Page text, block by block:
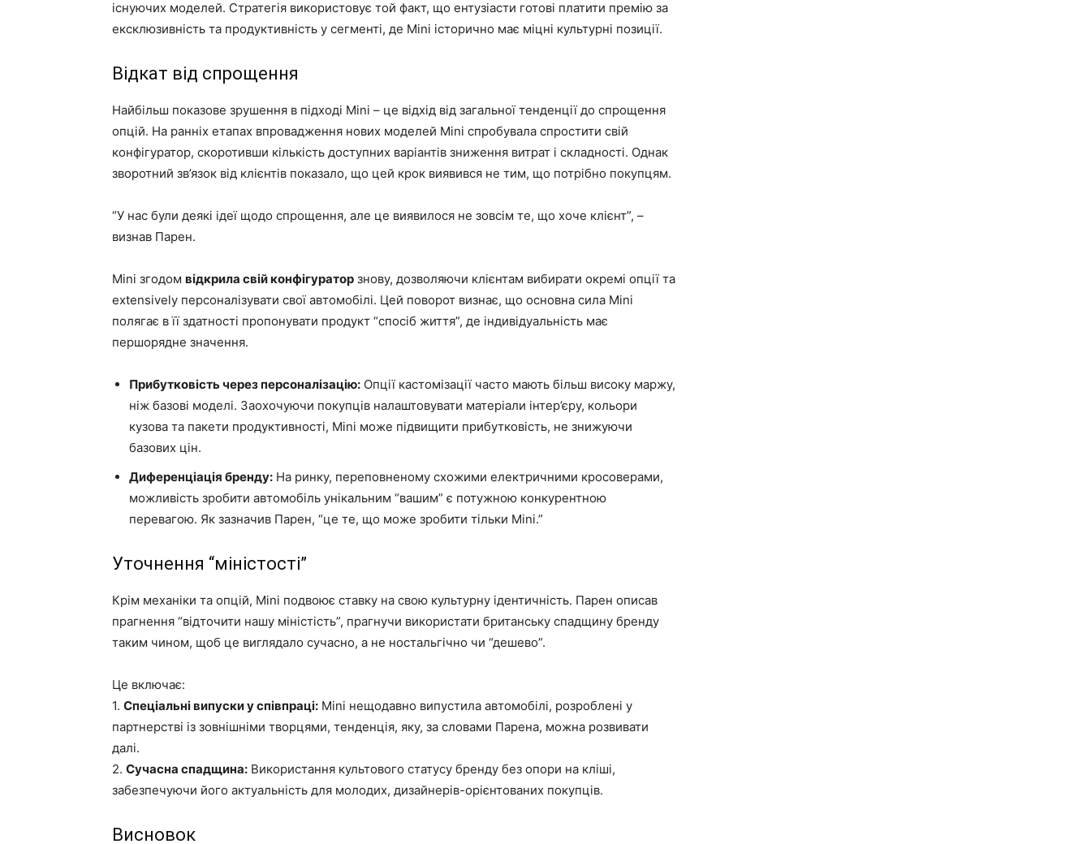
існуючих моделей. Стратегія використовує той факт, що ентузіасти готові платити премію за
ексклюзивність та продуктивність у сегменті, де Mini історично має міцні культурні позиції.
Відкат від спрощення
Найбільш показове зрушення в підході Mini – це відхід від загальної тенденції до спрощення
опцій. На ранніх етапах впровадження нових моделей Mini спробувала спростити свій
конфігуратор, скоротивши кількість доступних варіантів зниження витрат і складності. Однак
зворотний зв’язок від клієнтів показало, що цей крок виявився не тим, що потрібно покупцям.
“У нас були деякі ідеї щодо спрощення, але це виявилося не зовсім те, що хоче клієнт”, –
визнав Парен.
Mini згодом відкрила свій конфігуратор знову, дозволяючи клієнтам вибирати окремі опції та
extensively персоналізувати свої автомобілі. Цей поворот визнає, що основна сила Mini
полягає в її здатності пропонувати продукт “спосіб життя”, де індивідуальність має
першорядне значення.
Прибутковість через персоналізацію: Опції кастомізації часто мають більш високу маржу,
ніж базові моделі. Заохочуючи покупців налаштовувати матеріали інтер’єру, кольори
кузова та пакети продуктивності, Mini може підвищити прибутковість, не знижуючи
базових цін.
Диференціація бренду: На ринку, переповненому схожими електричними кросоверами,
можливість зробити автомобіль унікальним “вашим” є потужною конкурентною
перевагою. Як зазначив Парен, “це те, що може зробити тільки Mini.”
Уточнення “міністості”
Крім механіки та опцій, Mini подвоює ставку на свою культурну ідентичність. Парен описав
прагнення “відточити нашу міністість”, прагнучи використати британську спадщину бренду
таким чином, щоб це виглядало сучасно, а не ностальгічно чи “дешево”.
Це включає:
1. Спеціальні випуски у співпраці: Mini нещодавно випустила автомобілі, розроблені у
партнерстві із зовнішніми творцями, тенденція, яку, за словами Парена, можна розвивати
далі.
2. Сучасна спадщина: Використання культового статусу бренду без опори на кліші,
забезпечуючи його актуальність для молодих, дизайнерів-орієнтованих покупців.
Висновок